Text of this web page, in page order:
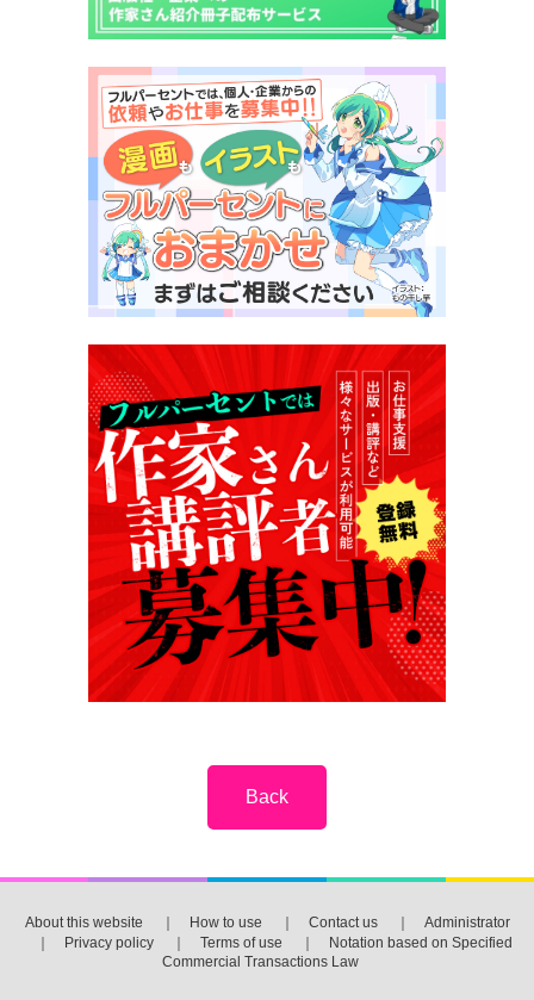
About this website ｜ How to use ｜ Contact us｜ Administrator
｜ Privacy policy ｜ Terms of use ｜ Notation based on Specified
Commercial Transactions Law